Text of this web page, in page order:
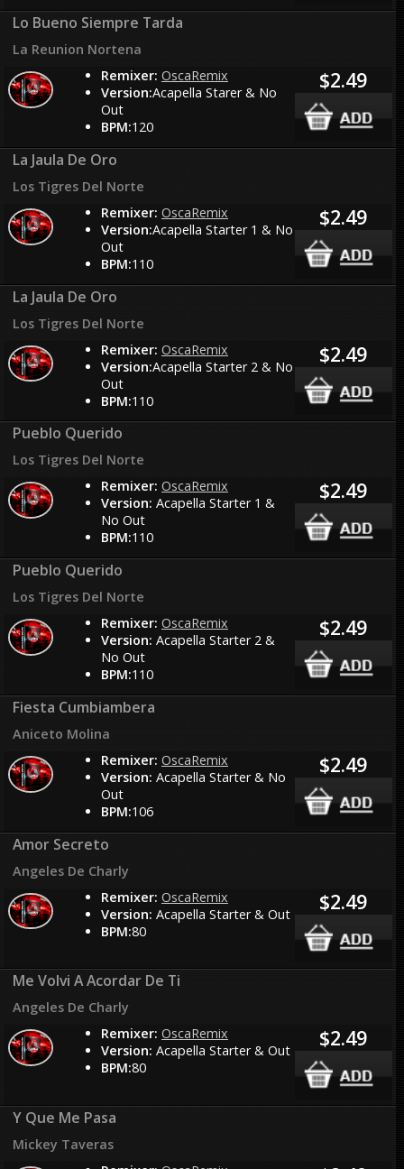
Lo Bueno Siempre Tarda
La Reunion Nortena
Remixer: OscaRemix
Version:Acapella Starer & No
Out
BPM:120
$2.49
La Jaula De Oro
Los Tigres Del Norte
Remixer: OscaRemix
Version:Acapella Starter 1 & No
Out
BPM:110
$2.49
La Jaula De Oro
Los Tigres Del Norte
Remixer: OscaRemix
Version:Acapella Starter 2 & No
Out
BPM:110
$2.49
Pueblo Querido
Los Tigres Del Norte
Remixer: OscaRemix
Version: Acapella Starter 1 &
No Out
BPM:110
$2.49
Pueblo Querido
Los Tigres Del Norte
Remixer: OscaRemix
Version: Acapella Starter 2 &
No Out
BPM:110
$2.49
Fiesta Cumbiambera
Aniceto Molina
Remixer: OscaRemix
Version: Acapella Starter & No
Out
BPM:106
$2.49
Amor Secreto
Angeles De Charly
Remixer: OscaRemix
Version: Acapella Starter & Out
BPM:80
$2.49
Me Volvi A Acordar De Ti
Angeles De Charly
Remixer: OscaRemix
Version: Acapella Starter & Out
BPM:80
$2.49
Y Que Me Pasa
Mickey Taveras